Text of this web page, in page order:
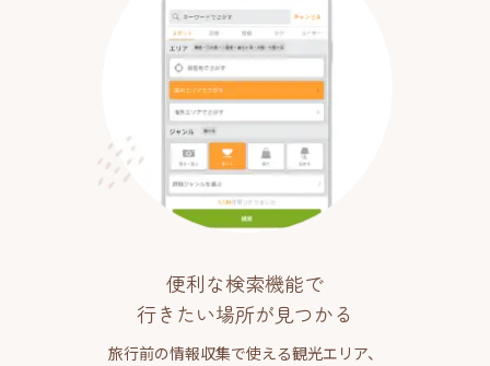
便利な検索機能で
行きたい場所が見つかる
旅行前の情報収集で使える観光エリア、